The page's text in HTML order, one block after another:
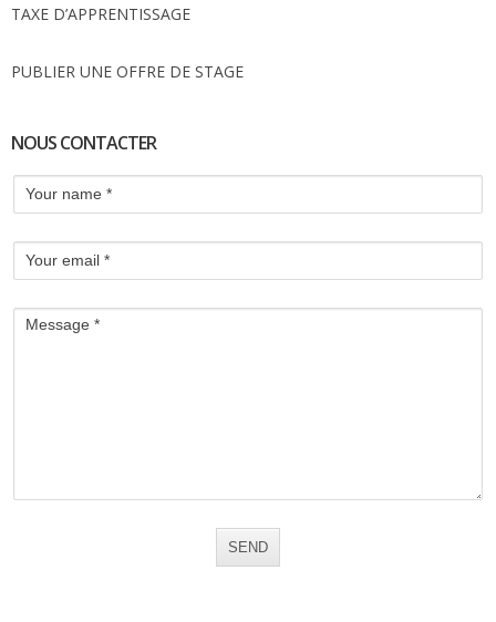
TAXE D’APPRENTISSAGE
PUBLIER UNE OFFRE DE STAGE
NOUS CONTACTER